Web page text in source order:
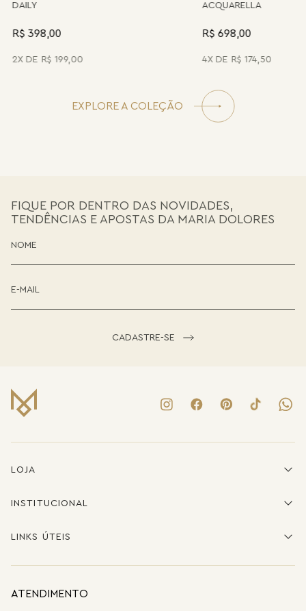
DAILY
R$ 398,00
2 R$ 199,00
ACQUARELLA
R$ 698,00
4 R$ 174,50
EXPLORE A COLEÇÃO
FIQUE POR DENTRO DAS NOVIDADES,
TENDÊNCIAS E APOSTAS DA MARIA DOLORES
CADASTRE-SE
LOJA
INSTITUCIONAL
LINKS ÚTEIS
ATENDIMENTO